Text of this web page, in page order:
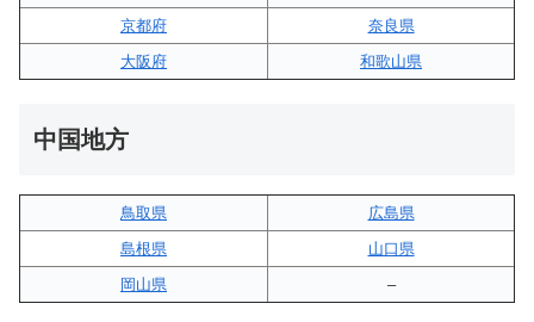
京都府
奈良県
大阪府
和歌山県
中国地方
鳥取県
広島県
島根県
山口県
岡山県
–